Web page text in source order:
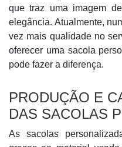
que traz uma imagem
elegância. Atualmente,
vez mais qualidade no
oferecer uma sacola
pode fazer a diferença.
PRODUÇÃO E
DAS SACOLAS
As sacolas